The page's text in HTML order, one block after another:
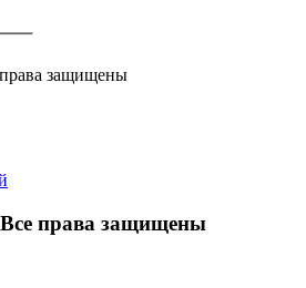
защищены
права защищены